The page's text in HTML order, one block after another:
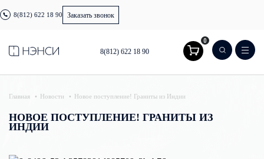
8(812) 622 18 90 Заказать звонок
8(812) 622 18 90
0
Главная Новости Новое поступление! Граниты из Индии
НОВОЕ ПОСТУПЛЕНИЕ! ГРАНИТЫ ИЗ
ИНДИИ